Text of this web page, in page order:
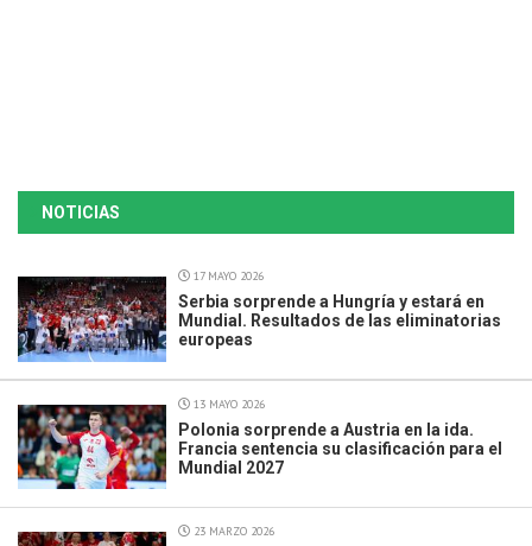
NOTICIAS
17 MAYO 2026
Serbia sorprende a Hungría y estará en
Mundial. Resultados de las eliminatorias
europeas
13 MAYO 2026
Polonia sorprende a Austria en la ida.
Francia sentencia su clasificación para el
Mundial 2027
23 MARZO 2026